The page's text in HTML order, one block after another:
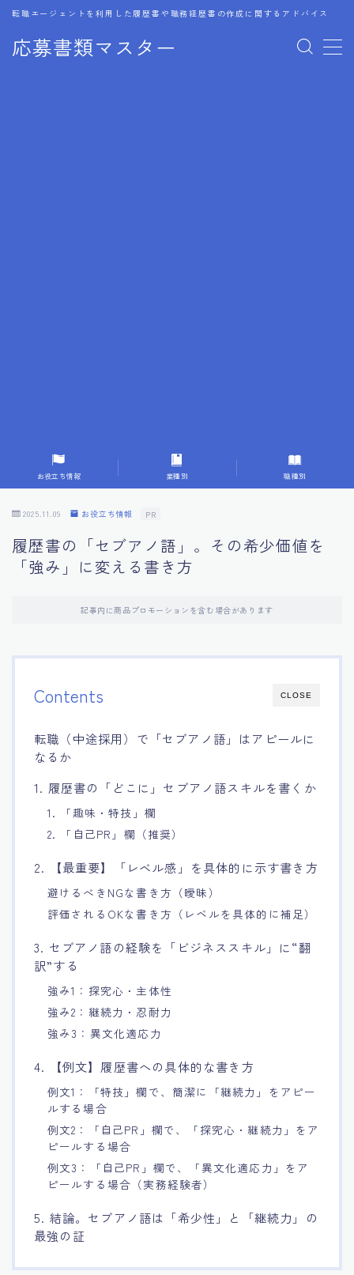
応募書類マスター
転職エージェントを利用した履歴書や職務経歴書の作成に関するアドバイス
MENU
9.転職成功者の事例分析とアドバイス
10.面接官に好印象を与える方法
11.キャリアアップを目指す人の応募書類
14.デジタル化やAIの進化がもたらす影響
お役立ち情報 業種別 職種別
2025.11.09 お役立ち情報 PR
履歴書の「セブアノ語」。その希少価値を
「強み」に変える書き方
記事内に商品プロモーションを含む場合があります
CLOSE
Contents
転職（中途採用）で「セブアノ語」はアピールに
なるか
1. 履歴書の「どこに」セブアノ語スキルを書くか
1. 「趣味・特技」欄
2. 「自己PR」欄（推奨）
2. 【最重要】「レベル感」を具体的に示す書き方
避けるべきNGな書き方（曖昧）
評価されるOKな書き方（レベルを具体的に補足）
3. セブアノ語の経験を「ビジネススキル」に“翻
訳”する
強み1：探究心・主体性
強み2：継続力・忍耐力
強み3：異文化適応力
4. 【例文】履歴書への具体的な書き方
例文1：「特技」欄で、簡潔に「継続力」をアピー
ルする場合
例文2：「自己PR」欄で、「探究心・継続力」をア
ピールする場合
例文3：「自己PR」欄で、「異文化適応力」をア
ピールする場合（実務経験者）
5. 結論。セブアノ語は「希少性」と「継続力」の
最強の証